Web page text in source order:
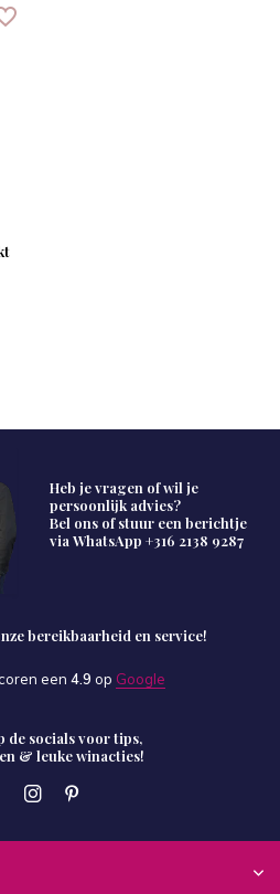
Heb je vragen of wil je
persoonlijk advies?
Bel ons of stuur een berichtje
via WhatsApp +316 2138 9287
bereikbaarheid en service!
een 4.9 op Google
de socials voor tips,
& leuke winacties!